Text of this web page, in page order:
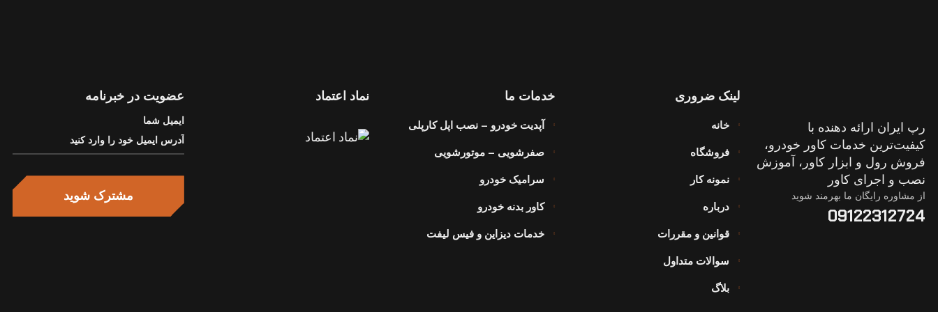
رپ ایران ارائه دهنده با
کیفیت‌ترین خدمات کاور خودرو،
فروش رول و ابزار کاور، آموزش
نصب و اجرای کاور
از مشاوره رایگان ما بهرمند شوید
09122312724
لینک ضروری
خانه
فروشگاه
نمونه کار
درباره
قوانین و مقررات
سوالات متداول
بلاگ
خدمات ما
آپدیت خودرو – نصب اپل کارپلی
صفرشویی – موتورشویی
سرامیک خودرو
کاور بدنه خودرو
خدمات دیزاین و فیس لیفت
نماد اعتماد عضویت در خبرنامه
ایمیل شما
مشترک شوید